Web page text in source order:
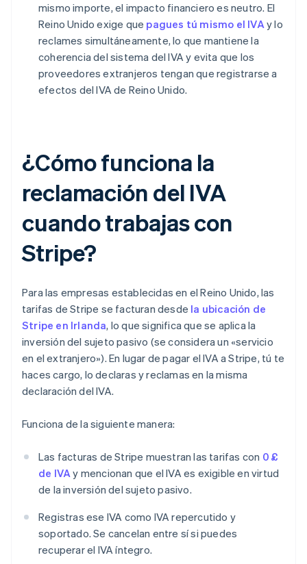
mismo importe, el impacto financiero es neutro. El
Reino Unido exige que pagues tú mismo el IVAy lo
reclames simultáneamente, lo que mantiene la
coherencia del sistema del IVA y evita que los
proveedores extranjeros tengan que registrarse a
efectos del IVA de Reino Unido.
¿Cómo funciona la
reclamación del IVA
cuando trabajas con
Stripe?
Para las empresas establecidas en el Reino Unido, las
tarifas de Stripe se facturan desde la ubicación de
Stripe en Irlanda, lo que significa que se aplica la
inversión del sujeto pasivo (se considera un «servicio
en el extranjero»). En lugar de pagar el IVA a Stripe, tú te
haces cargo, lo declaras y reclamas en la misma
declaración del IVA.
Funciona de la siguiente manera:
Las facturas de Stripe muestran las tarifas con 0 £
de IVAy mencionan que el IVA es exigible en virtud
de la inversión del sujeto pasivo.
Registras ese IVA como IVA repercutido y
soportado. Se cancelan entre sí si puedes
recuperar el IVA íntegro.